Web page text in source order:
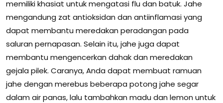
memiliki khasiat untuk mengatasi flu dan batuk. Jahe
mengandung zat antioksidan dan antiinflamasi yang
dapat membantu meredakan peradangan pada
saluran pernapasan. Selain itu, jahe juga dapat
membantu mengencerkan dahak dan meredakan
gejala pilek. Caranya, Anda dapat membuat ramuan
jahe dengan merebus beberapa potong jahe segar
dalam air panas, lalu tambahkan madu dan lemon untuk